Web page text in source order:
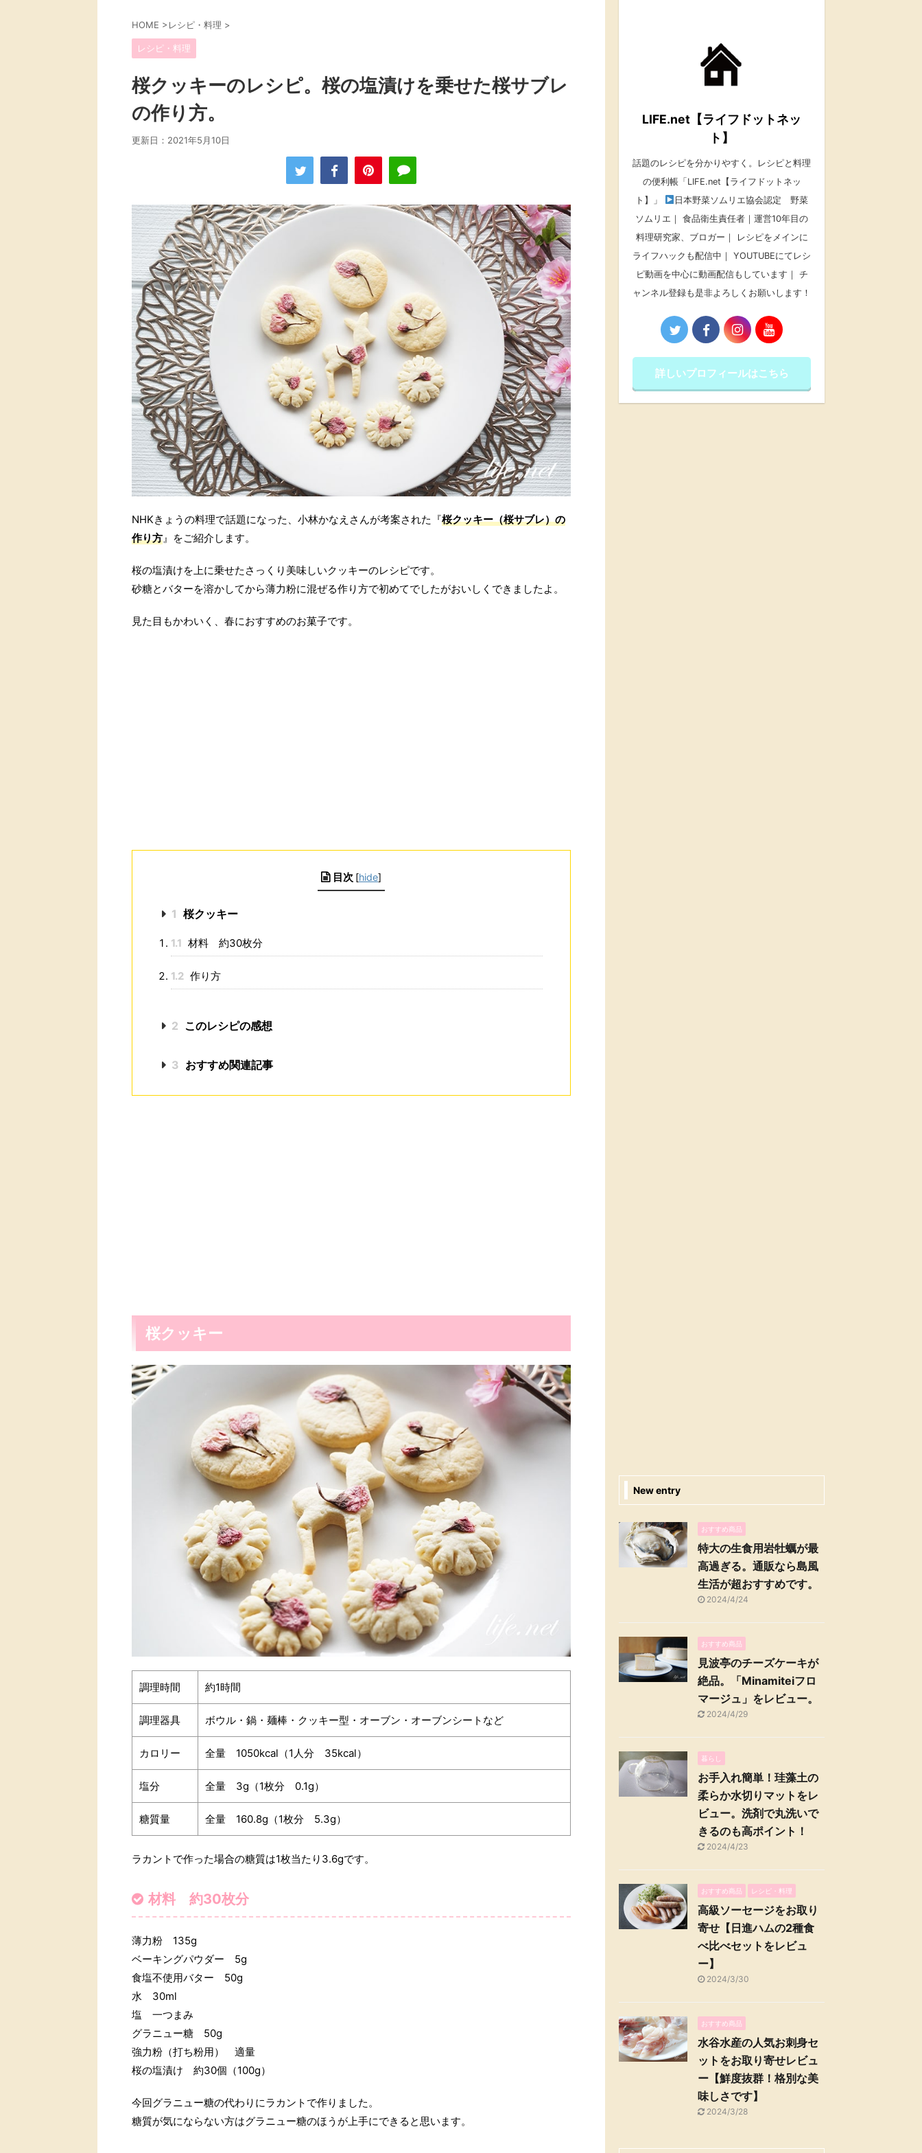
HOME >レシピ・料理 >
レシピ・料理
桜クッキーのレシピ。桜の塩漬けを乗せた桜サブレ
の作り方。
更新日： 2021年5月10日
NHKきょうの料理で話題になった、小林かなえさんが考案された『桜クッキー（桜サブレ）の
作り方』をご紹介します。
桜の塩漬けを上に乗せたさっくり美味しいクッキーのレシピです。
砂糖とバターを溶かしてから薄力粉に混ぜる作り方で初めてでしたがおいしくできましたよ。
見た目もかわいく、春におすすめのお菓子です。
目次 [hide]
1 桜クッキー
1.1 材料 約30枚分
1.2 作り方
2 このレシピの感想
3 おすすめ関連記事
桜クッキー
調理時間 約1時間
調理器具 ボウル・鍋・麺棒・クッキー型・オーブン・オーブンシートなど
カロリー 全量 1050kcal（1人分 35kcal）
塩分 全量 3g（1枚分 0.1g）
糖質量 全量 160.8g（1枚分 5.3g）
ラカントで作った場合の糖質は1枚当たり3.6gです。
材料 約30枚分
薄力粉 135g
ベーキングパウダー 5g
食塩不使用バター 50g
水 30ml
塩 一つまみ
グラニュー糖 50g
強力粉（打ち粉用） 適量
桜の塩漬け 約30個（100g）
今回グラニュー糖の代わりにラカントで作りました。
糖質が気にならない方はグラニュー糖のほうが上手にできると思います。
LIFE.net【ライフドットネッ
ト】
話題のレシピを分かりやすく。レシピと料理
の便利帳「LIFE.net【ライフドットネッ
ト】」
日本野菜ソムリエ協会認定 野菜
ソムリエ｜ 食品衛生責任者｜運営10年目の
料理研究家、ブロガー｜ レシピをメインに
ライフハックも配信中｜ YOUTUBEにてレシ
ピ動画を中心に動画配信もしています｜ チ
ャンネル登録も是非よろしくお願いします！
詳しいプロフィールはこちら
New entry
おすすめ商品
特大の生食用岩牡蠣が最
高過ぎる。通販なら島風
生活が超おすすめです。
2024/4/24
おすすめ商品
見波亭のチーズケーキが
絶品。「Minamiteiフロ
マージュ」をレビュー。
2024/4/29
暮らし
お手入れ簡単！珪藻土の
柔らか水切りマットをレ
ビュー。洗剤で丸洗いで
きるのも高ポイント！
2024/4/23
おすすめ商品 レシピ・料理
高級ソーセージをお取り
寄せ【日進ハムの2種食
べ比べセットをレビュ
ー】
2024/3/30
おすすめ商品
水谷水産の人気お刺身セ
ットをお取り寄せレビュ
ー【鮮度抜群！格別な美
味しさです】
2024/3/28